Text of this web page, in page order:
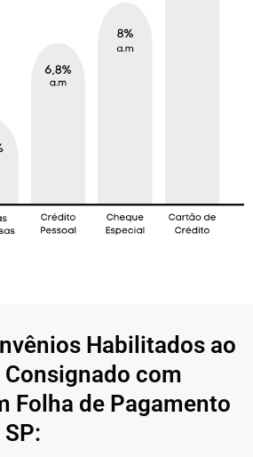
Habilitados ao
com
Folha de Pagamento